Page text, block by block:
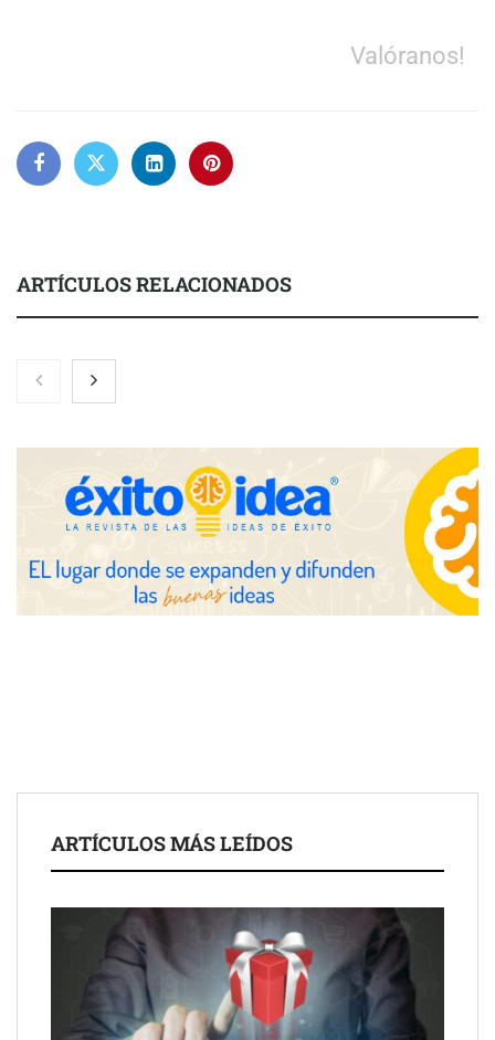
Valóranos!
ARTÍCULOS RELACIONADOS
Nicols presenta seis modelos de anillos de compromiso para el
eclipse solar del 12 de agosto
Zoomex mejora su Strategy Center con herramientas
avanzadas para trading estratégico
COMPALISS de LYSOTRIC: cuando un solo producto multiplica
las posibilidades del salón profesional
ARTÍCULOS MÁS LEÍDOS